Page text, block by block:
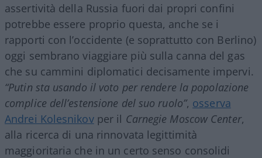
assertività della Russia fuori dai propri confini
potrebbe essere proprio questa, anche se i
rapporti con l’occidente (e soprattutto con Berlino)
oggi sembrano viaggiare più sulla canna del gas
che su cammini diplomatici decisamente impervi.
“Putin sta usando il voto per rendere la popolazione
complice dell’estensione del suo ruolo”, osserva
Andrei Kolesnikovper il Carnegie Moscow Center,
alla ricerca di una rinnovata legittimità
maggioritaria che in un certo senso consolidi